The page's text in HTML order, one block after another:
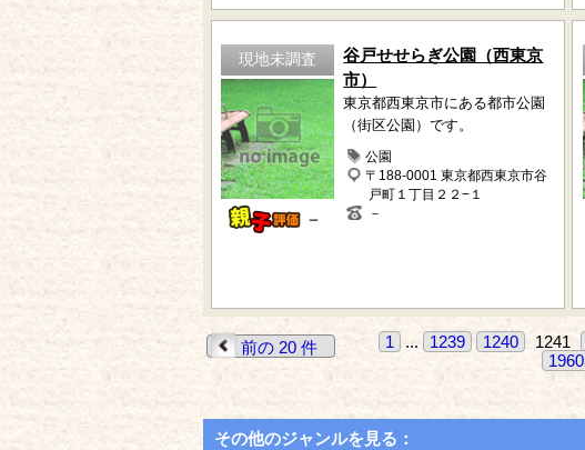
現地未調査
－
谷戸せせらぎ公園（西東京
市）
東京都西東京市にある都市公園
（街区公園）です。
公園
〒188-0001 東京都西東京市谷
戸町１丁目２２−１
－
前の 20 件 1 ... 1239 1240 1241
1960
その他のジャンルを見る：